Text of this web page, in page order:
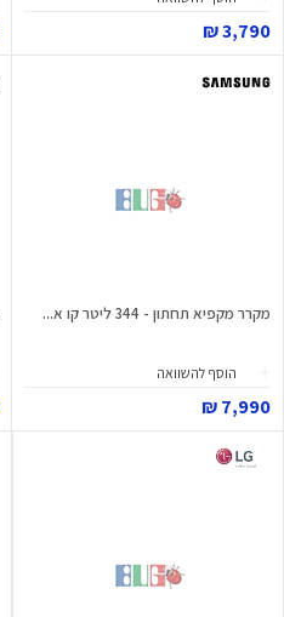
3,790 ₪
מקרר מקפיא תחתון - 344 ליטר קו א...
הוסף להשוואה
7,990 ₪